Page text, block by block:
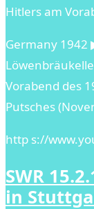
Hitlers am
Germany 1942
Vorabend des
Putsches
http s://
SWR
in